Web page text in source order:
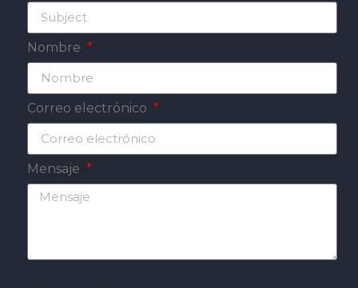
Nombre
Correo electrónico
Mensaje